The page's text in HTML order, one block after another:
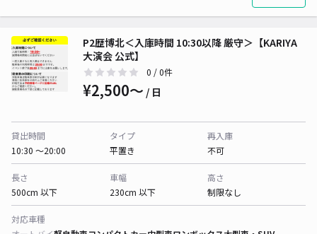
P2歴博北＜入庫時間 10:30以降 厳守＞【KARIYA
大演会 公式】
0 / 0件
¥2,500〜 / 日
貸出時間
10:30 〜20:00
タイプ
平置き
再入庫
不可
長さ
500cm 以下
車幅
230cm 以下
高さ
制限なし
対応車種